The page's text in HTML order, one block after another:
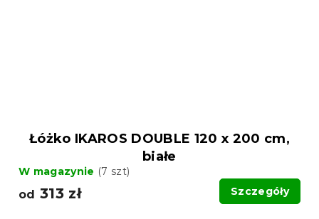
Łóżko IKAROS DOUBLE 120 x 200 cm,
białe
W magazynie (7 szt)
od 313 zł Szczegóły